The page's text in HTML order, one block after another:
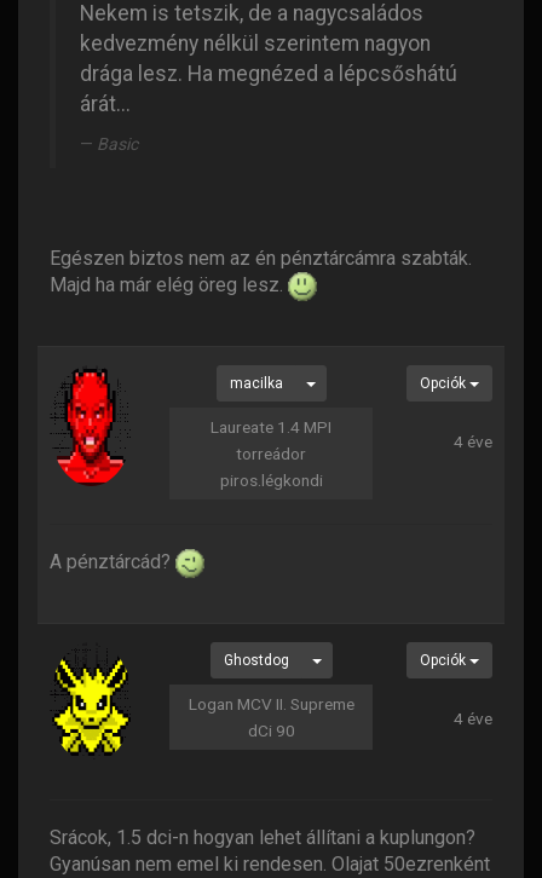
Nekem is tetszik, de a nagycsaládos
kedvezmény nélkül szerintem nagyon
drága lesz. Ha megnézed a lépcsőshátú
árát...
Basic
Egészen biztos nem az én pénztárcámra szabták.
Majd ha már elég öreg lesz.
macilka
Laureate 1.4 MPI
torreádor
piros.légkondi
Opciók
4 éve
A pénztárcád?
Ghostdog
Logan MCV II. Supreme
dCi 90
Opciók
4 éve
Srácok, 1.5 dci-n hogyan lehet állítani a kuplungon?
Gyanúsan nem emel ki rendesen. Olajat 50ezrenként